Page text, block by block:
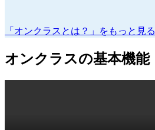
「オンクラスとは？」をもっと見る
オンクラスの基本機能